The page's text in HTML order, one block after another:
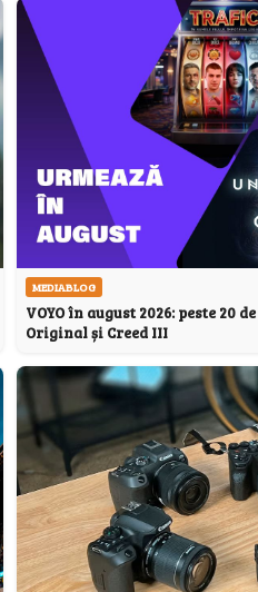
MEDIABLOG
VOYO în august 2026: peste 20
Original și Creed III